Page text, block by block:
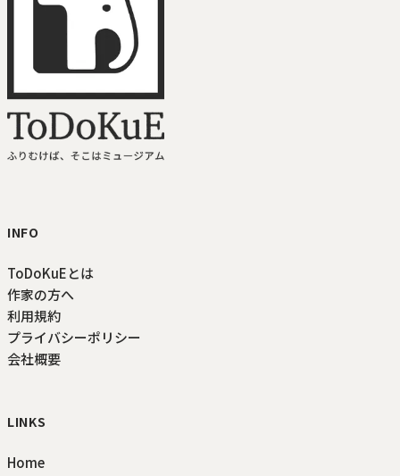
INFO
ToDoKuEとは
作家の方へ
利用規約
プライバシーポリシー
会社概要
LINKS
Home